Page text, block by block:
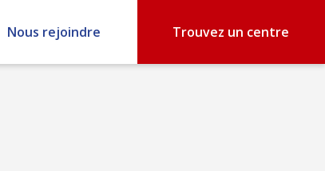
Nous rejoindre Trouvez un centre